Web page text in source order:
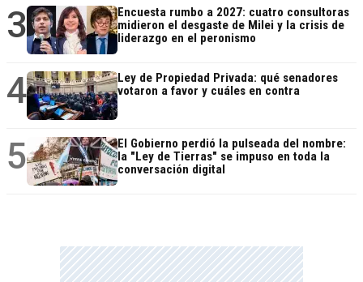
3
Encuesta rumbo a 2027: cuatro consultoras
midieron el desgaste de Milei y la crisis de
liderazgo en el peronismo
4
Ley de Propiedad Privada: qué senadores
votaron a favor y cuáles en contra
5
El Gobierno perdió la pulseada del nombre:
la "Ley de Tierras" se impuso en toda la
conversación digital